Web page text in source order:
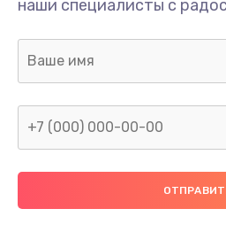
Замена сканера
наши специалисты с